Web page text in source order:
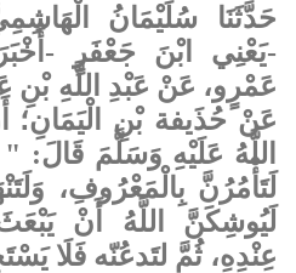
حَدَّثَنَا سُلَيْمَانُ
-يَعْنِي ابْنَ جَعْفَرٍ -
عَمْرٍو، عَنْ عَبْدِ اللَّهِ بْنِ
عَنْ حُذَيفة بْنِ
اللَّهُ عَلَيْهِ وَسَلَّمَ قَالَ:
لَتَأْمُرُنَّ بِالْمَعْرُوفِ،
لَيُوشِكَنَّ اللَّهُ أَنْ
عِنْدِهِ، ثُمَّ لتَدعُنّه فَلَا